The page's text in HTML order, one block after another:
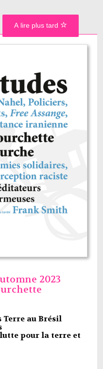
2023
Terre au Brésil
pour la terre et
A lire plus tard